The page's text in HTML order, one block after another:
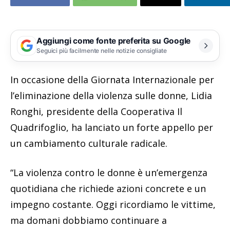
Aggiungi come fonte preferita su Google
Seguici più facilmente nelle notizie consigliate
In occasione della Giornata Internazionale per
l’eliminazione della violenza sulle donne, Lidia
Ronghi, presidente della Cooperativa Il
Quadrifoglio, ha lanciato un forte appello per
un cambiamento culturale radicale.
“La violenza contro le donne è un’emergenza
quotidiana che richiede azioni concrete e un
impegno costante. Oggi ricordiamo le vittime,
ma domani dobbiamo continuare a